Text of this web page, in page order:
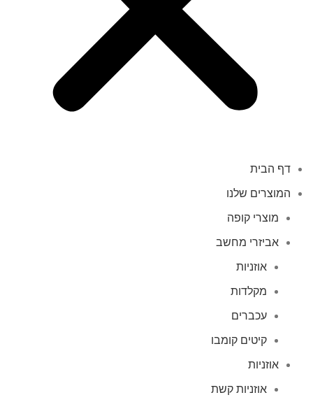
דף הבית
המוצרים שלנו
מוצרי קופה
אביזרי מחשב
אוזניות
מקלדות
עכברים
קיטים קומבו
אוזניות
אוזניות קשת